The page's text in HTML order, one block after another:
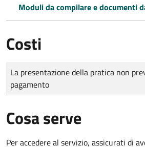
Moduli da compilare e documenti
Costi
Tipo di pagamento
Importo
La presentazione della pratica non
pagamento
Cosa serve
Per accedere al servizio, assicurati di